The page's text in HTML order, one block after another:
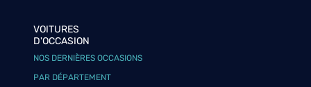
VOITURES
D'OCCASION
NOS DERNIÈRES OCCASIONS
PAR DÉPARTEMENT